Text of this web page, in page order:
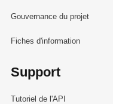
Gouvernance du projet
Fiches d'information
Support
Tutoriel de l'API